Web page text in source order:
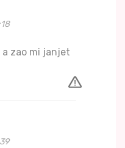
a zao mi janjet